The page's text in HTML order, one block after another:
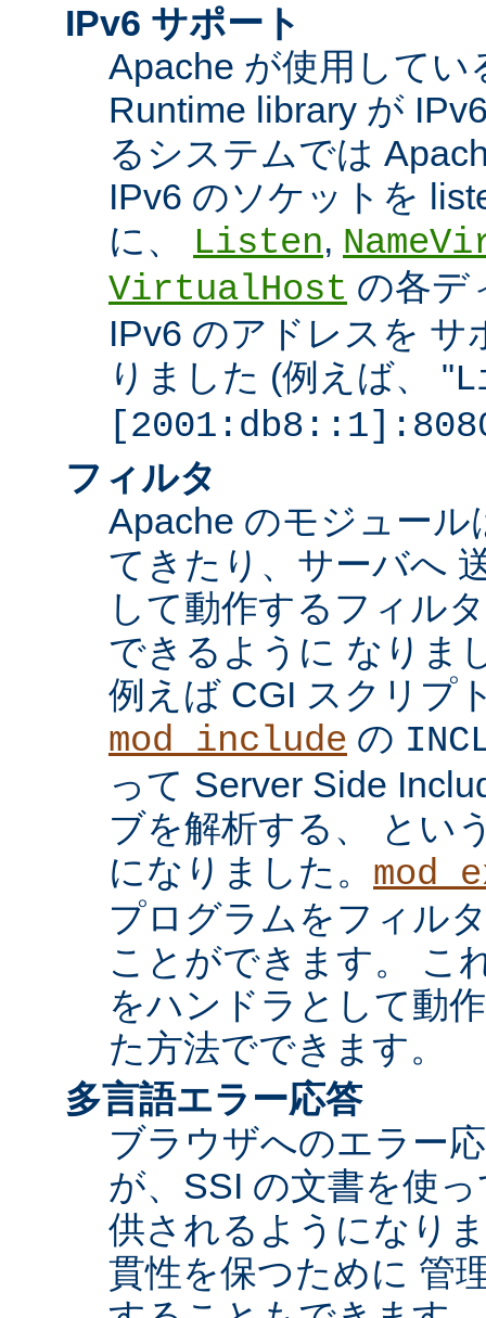
IPv6 サポート
Apache が使用してい
Runtime library が
るシステムでは
IPv6 のソケットを
に、
Listen,
VirtualHost の各デ
IPv6 のアドレスを
りました (例えば、 "
フィルタ
Apache のモジュー
てきたり、サーバへ
して動作するフィル
できるように なりま
例えば CGI スクリプ
mod_include の
って Server Side
ブを解析する、 とい
になりました。
プログラムをフィル
ことができます。 こ
をハンドラとして動
た方法でできます。
多言語エラー応答
ブラウザへのエラー
が、SSI の文書を使
供されるようになり
貫性を保つために 管